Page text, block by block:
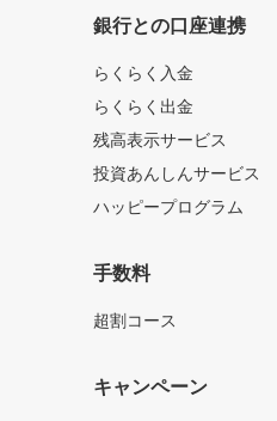
銀行との口座連携
らくらく入金
らくらく出金
残高表示サービス
投資あんしんサービス
ハッピープログラム
手数料
超割コース
キャンペーン